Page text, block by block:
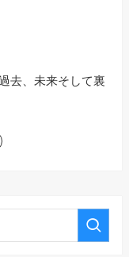
去、未来そして裏